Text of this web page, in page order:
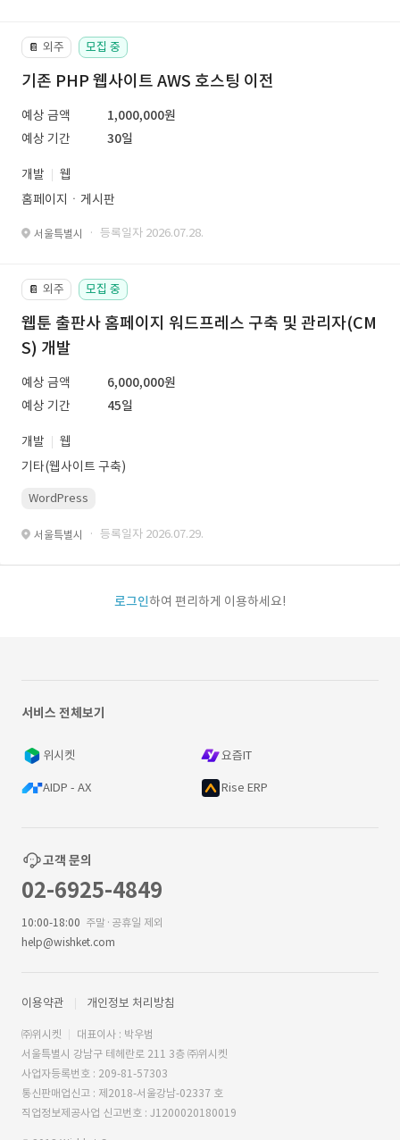
📔 외주 모집 중
기존 PHP 웹사이트 AWS 호스팅 이전
예상 금액
1,000,000원
예상 기간
30일
개발
웹
홈페이지ㆍ게시판
서울특별시 · 등록일자 2026.07.28.
📔 외주 모집 중
웹툰 출판사 홈페이지 워드프레스 구축 및 관리자(CM
S) 개발
예상 금액
6,000,000원
예상 기간
45일
개발
웹
기타(웹사이트 구축)
WordPress
서울특별시 · 등록일자 2026.07.29.
로그인하여 편리하게 이용하세요!
서비스 전체보기
위시켓 요즘IT
AIDP - AX Rise ERP
고객 문의
02-6925-4849
10:00-18:00 주말·공휴일 제외
help@wishket.com
이용약관 개인정보 처리방침
㈜위시켓
대표이사 : 박우범
서울특별시 강남구 테헤란로 211 3층 ㈜위시켓
사업자등록번호 : 209-81-57303
통신판매업신고 : 제2018-서울강남-02337 호
직업정보제공사업 신고번호 : J1200020180019